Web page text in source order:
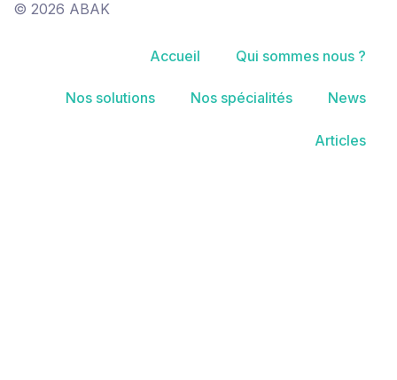
© 2026 ABAK
Accueil Qui sommes nous ?
Nos solutions Nos spécialités News
Articles